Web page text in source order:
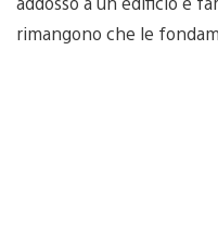
rimangono che le